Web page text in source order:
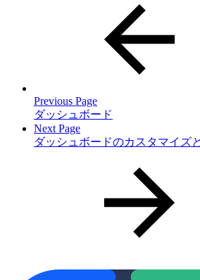
Previous Page
ダッシュボード
Next Page
ダッシュボードのカスタマイズ